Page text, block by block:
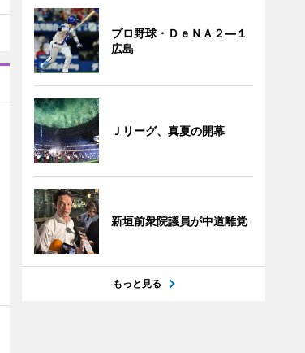
プロ野球・ＤｅＮＡ２―１
広島
Ｊリーグ、真夏の開幕
新垣前衆院議員が中道離党
もっと見る